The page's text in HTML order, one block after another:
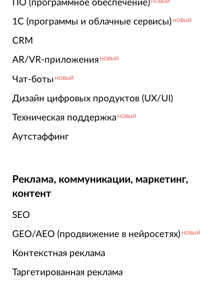
ПО (программное обеспечение) НОВЫЙ
1С (программы и облачные сервисы) НОВЫЙ
CRM
AR/VR-приложения НОВЫЙ
Чат-боты НОВЫЙ
Дизайн цифровых продуктов (UX/UI)
Техническая поддержка НОВЫЙ
Аутстаффинг
Реклама, коммуникации, маркетинг,
контент
SEO
GEO/AEO (продвижение в нейросетях) НОВЫЙ
Контекстная реклама
Таргетированная реклама